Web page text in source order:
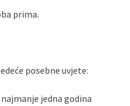
prima.
posebne uvjete:
jedna godina